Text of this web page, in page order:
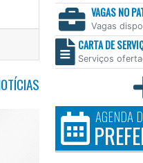
VAGAS NO
Vagas
CARTA DE
Serviços
AGENDA